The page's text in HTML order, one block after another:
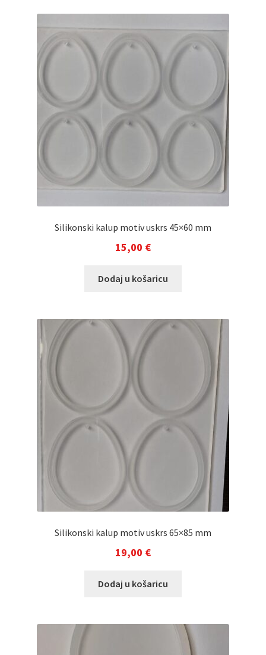
Silikonski kalup motiv uskrs 45×60 mm
15,00 €
Dodaj u košaricu
Silikonski kalup motiv uskrs 65×85 mm
19,00 €
Dodaj u košaricu